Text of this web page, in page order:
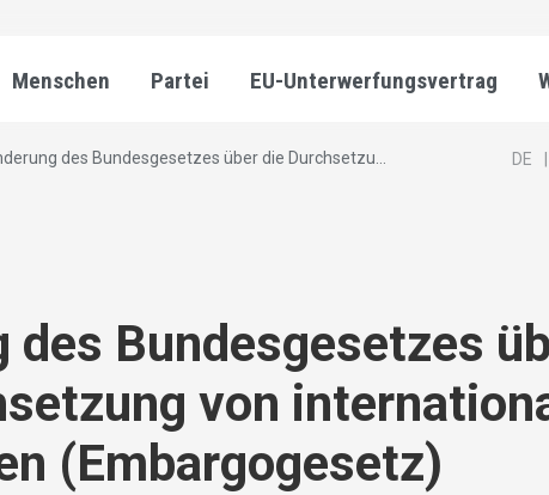
Menschen Partei EU-Unterwerfungsvertrag
des Bundesgesetzes über die Durchsetzu... DE
des Bundesgesetzes
von
(Embargogesetz)